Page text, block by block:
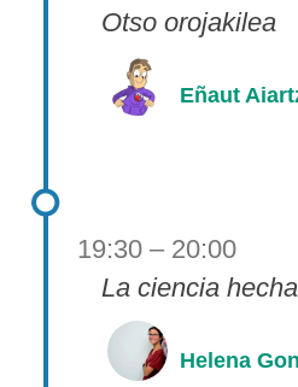
Otso orojakilea
Eñaut
19:30 – 20:00
La ciencia
Helena